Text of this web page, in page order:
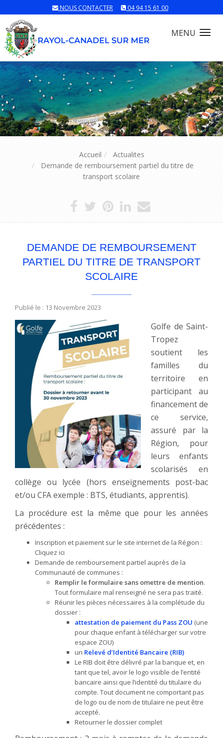
NOUS CONTACTER 04 94 15 61 00
MENU
Accueil
Actualites
Demande de remboursement partiel du titre de
transport scolaire
DEMANDE DE REMBOURSEMENT
PARTIEL DU TITRE DE TRANSPORT
SCOLAIRE
Publié le : 13 Novembre 2023
Golfe de Saint-
Tropez
soutient les
familles du
territoire en
participant au
financement de
ce service,
assuré par la
Région, pour
leurs enfants
scolarisés en
collège ou lycée (hors enseignements post-bac
et/ou CFA exemple : BTS, étudiants, apprentis).
La procédure est la même que pour les années
précédentes :
Inscription et paiement sur le site internet de la Région :
Cliquez ici
Demande de remboursement partiel auprès de la
Communauté de communes :
Remplir le formulaire sans omettre de mention.
Tout formulaire mal renseigné ne sera pas traité.
Réunir les pièces nécessaires à la complétude du
dossier :
attestation de paiement du Pass ZOU (une
pour chaque enfant à télécharger sur votre
espace ZOU)
un Relevé d’Identité Bancaire (RIB)
Le RIB doit être délivré par la banque et, en
tant que tel, avoir le logo visible de l’entité
bancaire ainsi que l’identité du titulaire du
compte. Tout document ne comportant pas
de logo ou de nom de titulaire ne peut être
accepté.
Retourner le dossier complet